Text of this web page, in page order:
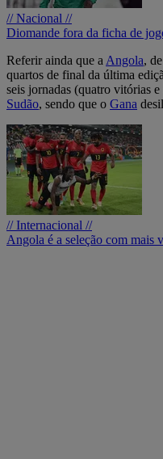
// Nacional //
Diomande fora da ficha de
Referir ainda que a Angola, de
quartos de final da última
seis jornadas (quatro vitórias
Sudão, sendo que o Gana
// Internacional //
Angola é a seleção com mais